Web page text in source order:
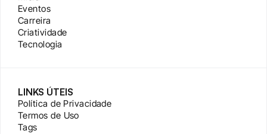
Eventos
Carreira
Criatividade
Tecnologia
LINKS ÚTEIS
Política de Privacidade
Termos de Uso
Tags